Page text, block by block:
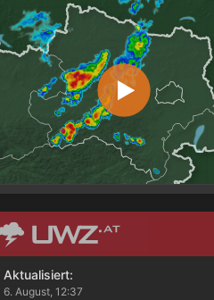
Donnerstag
13.
Aug.
Freitag
14.
Aug.
15.
Aktualisiert:
6. August, 12:37